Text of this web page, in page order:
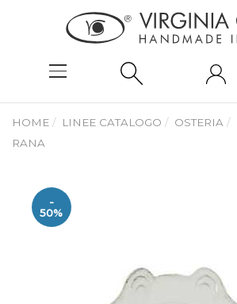
HOME LINEE CATALOGO OSTERIA
RANA
-
50%